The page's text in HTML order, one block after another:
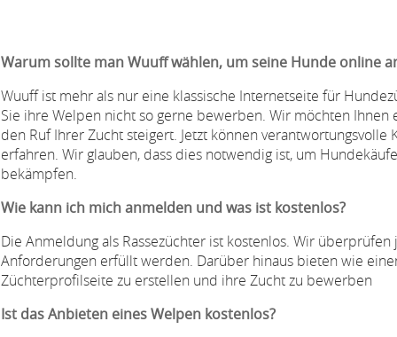
Warum sollte man Wuuff wählen, um seine Hunde online
Wuuff ist mehr als nur eine klassische Internetseite für
Sie ihre Welpen nicht so gerne bewerben. Wir möchten
den Ruf Ihrer Zucht steigert. Jetzt können
erfahren. Wir glauben, dass dies notwendig ist, um
bekämpfen.
Wie kann ich mich anmelden und was ist kostenlos?
Die Anmeldung als Rassezüchter ist kostenlos. Wir
Anforderungen erfüllt werden. Darüber hinaus bieten wie
Züchterprofilseite zu erstellen und ihre Zucht zu bewerben
Ist das Anbieten eines Welpen kostenlos?